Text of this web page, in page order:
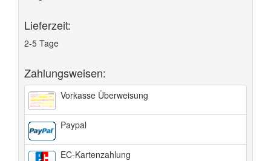
Lieferzeit:
2-5 Tage
Zahlungsweisen:
Vorkasse Überweisung
Paypal
EC-Kartenzahlung